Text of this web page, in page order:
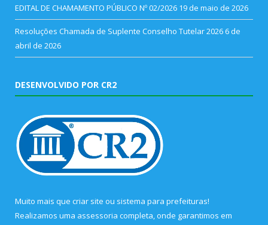
EDITAL DE CHAMAMENTO PÚBLICO Nº 02/2026 19 de maio de 2026
Resoluções Chamada de Suplente Conselho Tutelar 2026 6 de
abril de 2026
DESENVOLVIDO POR CR2
Muito mais que criar site ou sistema para prefeituras!
Realizamos uma assessoria completa, onde garantimos em